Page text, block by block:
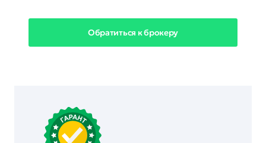
Обратиться к брокеру